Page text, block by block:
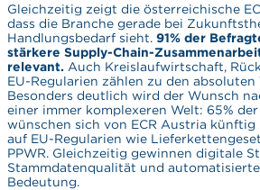
Gleichzeitig zeigt die österreichische
dass die Branche gerade bei
Handlungsbedarf sieht. 91% der
stärkere Supply-Chain-
relevant.Auch Kreislaufwirtschaft,
EU-Regularien zählen zu den absoluten
Besonders deutlich wird der Wunsch
einer immer komplexeren Welt: 65%
wünschen sich von ECR Austria künftig
auf EU-Regularien wie
PPWR. Gleichzeitig gewinnen digitale
Stammdatenqualität und automatisierte
Bedeutung.